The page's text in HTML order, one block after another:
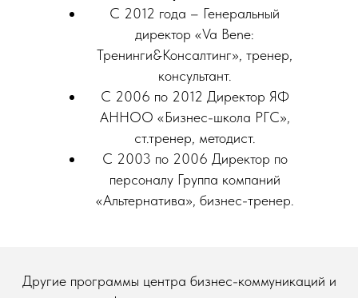
С 2012 года – Генеральный
директор «Va Bene:
Тренинги&Консалтинг», тренер,
консультант.
С 2006 по 2012 Директор ЯФ
АННОО «Бизнес-школа РГС»,
ст.тренер, методист.
С 2003 по 2006 Директор по
персоналу Группа компаний
«Альтернатива», бизнес-тренер.
Другие программы центра бизнес-коммуникаций и